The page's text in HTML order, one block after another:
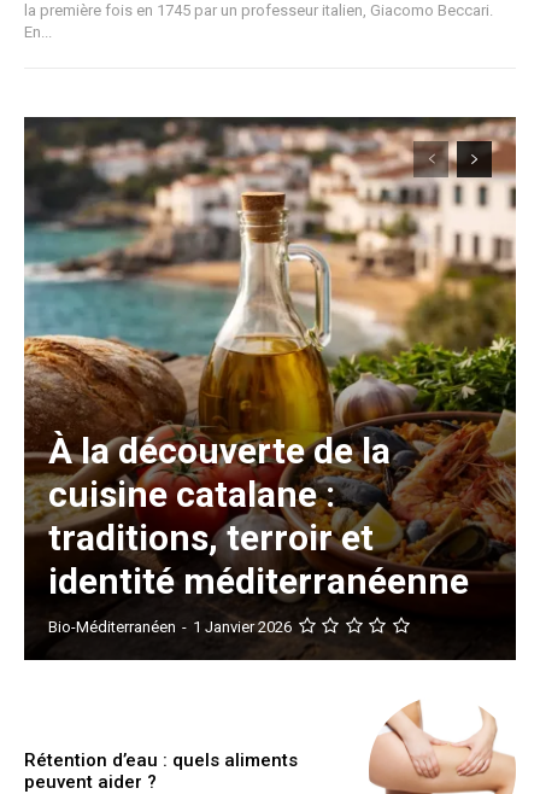
la première fois en 1745 par un professeur italien, Giacomo Beccari.
En...
À la découverte de la
cuisine catalane :
traditions, terroir et
identité méditerranéenne
Bio-Méditerranéen - 1 Janvier 2026
Rétention d’eau : quels aliments
peuvent aider ?